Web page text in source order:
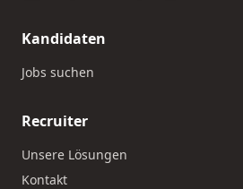
Kandidaten
Jobs suchen
Recruiter
Unsere Lösungen
Kontakt